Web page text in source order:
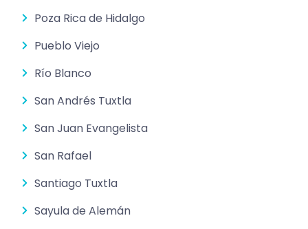
Poza Rica de Hidalgo
Pueblo Viejo
Río Blanco
San Andrés Tuxtla
San Juan Evangelista
San Rafael
Santiago Tuxtla
Sayula de Alemán